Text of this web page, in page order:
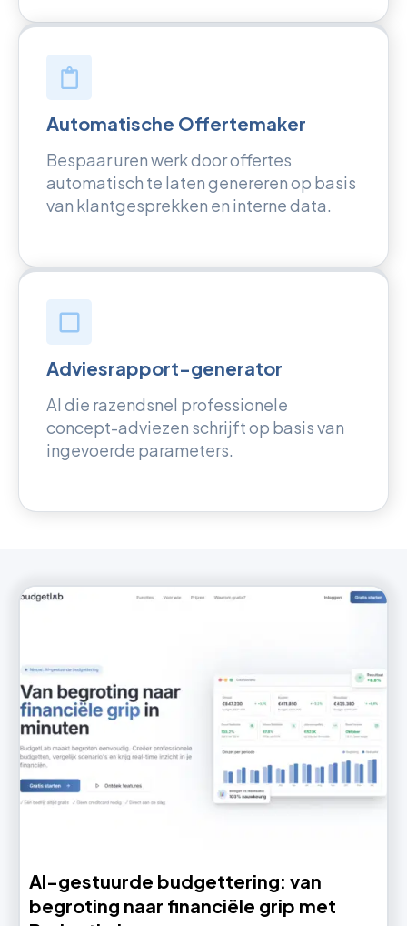
Automatische Offertemaker
Bespaar uren werk door offertes
automatisch te laten genereren op basis
van klantgesprekken en interne data.
Adviesrapport-generator
AI die razendsnel professionele
concept-adviezen schrijft op basis van
ingevoerde parameters.
AI-gestuurde budgettering: van
begroting naar financiële grip met